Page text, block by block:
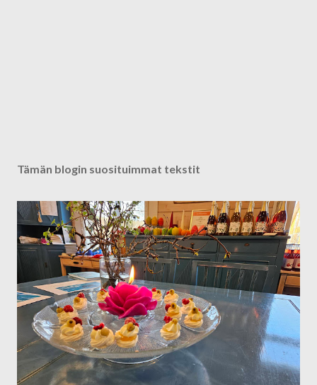
Tämän blogin suosituimmat tekstit